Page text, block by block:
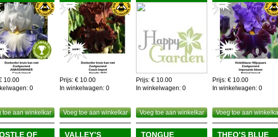
10.00
0
toe aan winkelkar
Prijs: € 10.00
In winkelwagen: 0
Voeg toe aan winkelkar
Prijs: € 10.00
In winkelwagen: 0
Voeg toe aan winkelkar
Prijs: € 10.00
In winkelwagen: 0
Voeg toe aan
OF
VALLEY'S
TONGUE
THEO'S BLUE